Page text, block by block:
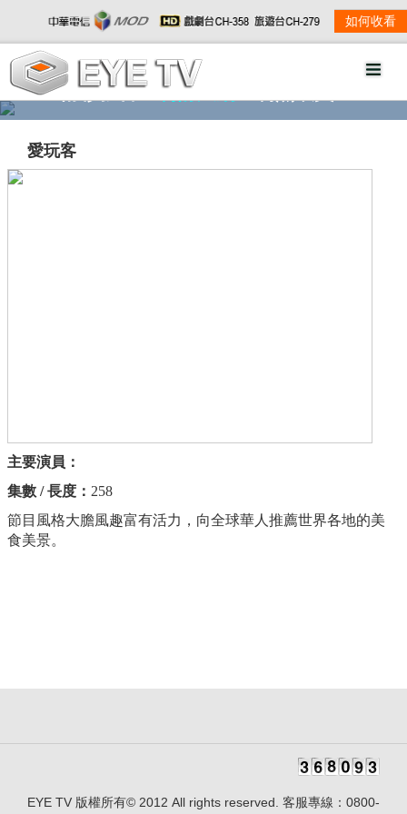
如何收看
精彩影音 劇情大綱
愛玩客
主要演員：
集數 / 長度： 258
節目風格大膽風趣富有活力，向全球華人推薦世界各地的美
食美景。
EYE TV 版權所有© 2012 All rights reserved. 客服專線：0800-